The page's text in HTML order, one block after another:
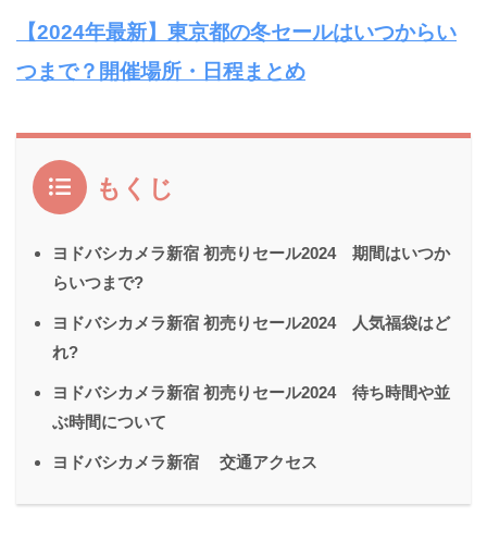
【2024年最新】東京都の冬セールはいつからい
つまで？開催場所・日程まとめ
もくじ
ヨドバシカメラ新宿 初売りセール2024 期間はいつか
らいつまで?
ヨドバシカメラ新宿 初売りセール2024 人気福袋はど
れ?
ヨドバシカメラ新宿 初売りセール2024 待ち時間や並
ぶ時間について
ヨドバシカメラ新宿 交通アクセス